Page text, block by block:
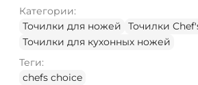
Категории:
Точилки для ножей
Точилки
Точилки для кухонных ножей
Теги:
chefs choice